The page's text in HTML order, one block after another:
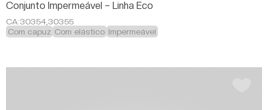
Conjunto Impermeável – Linha Eco
CA:30354,30355
Com capuz Com elástico Impermeável